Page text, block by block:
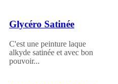
Glycéro Satinée
C'est une peinture laque
alkyde satinée et avec bon
pouvoir...